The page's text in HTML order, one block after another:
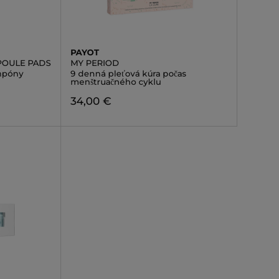
PADS
PAYOT
MY PERIOD
9 denná pleťová kúra počas
menštruačného cyklu
34,00 €